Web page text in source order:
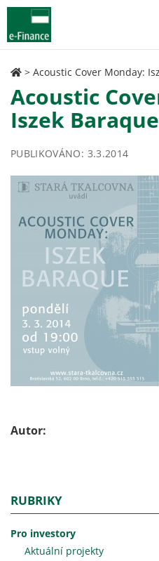
> Acoustic Cover Monday:
Acoustic
Iszek Baraque
PUBLIKOVÁNO: 3.3.2014
Autor:
RUBRIKY
Pro investory
Aktuální projekty